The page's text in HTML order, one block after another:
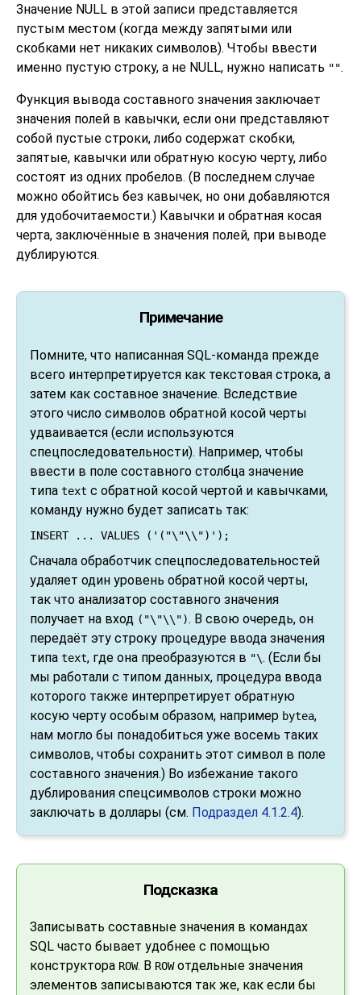
Значение NULL в этой записи представляется
пустым местом (когда между запятыми или
скобками нет никаких символов). Чтобы ввести
именно пустую строку, а не NULL, нужно написать "".
Функция вывода составного значения заключает
значения полей в кавычки, если они представляют
собой пустые строки, либо содержат скобки,
запятые, кавычки или обратную косую черту, либо
состоят из одних пробелов. (В последнем случае
можно обойтись без кавычек, но они добавляются
для удобочитаемости.) Кавычки и обратная косая
черта, заключённые в значения полей, при выводе
дублируются.
Примечание
Помните, что написанная SQL-команда прежде
всего интерпретируется как текстовая строка, а
затем как составное значение. Вследствие
этого число символов обратной косой черты
удваивается (если используются
спецпоследовательности). Например, чтобы
ввести в поле составного столбца значение
типа text с обратной косой чертой и кавычками,
команду нужно будет записать так:
INSERT ... VALUES ('("\"\\")');
Сначала обработчик спецпоследовательностей
удаляет один уровень обратной косой черты,
так что анализатор составного значения
получает на вход ("\"\\"). В свою очередь, он
передаёт эту строку процедуре ввода значения
типа text, где она преобразуются в "\. (Если бы
мы работали с типом данных, процедура ввода
которого также интерпретирует обратную
косую черту особым образом, например bytea,
нам могло бы понадобиться уже восемь таких
символов, чтобы сохранить этот символ в поле
составного значения.) Во избежание такого
дублирования спецсимволов строки можно
заключать в доллары (см. Подраздел 4.1.2.4).
Подсказка
Записывать составные значения в командах
SQL часто бывает удобнее с помощью
конструктора ROW. В ROWотдельные значения
элементов записываются так же, как если бы